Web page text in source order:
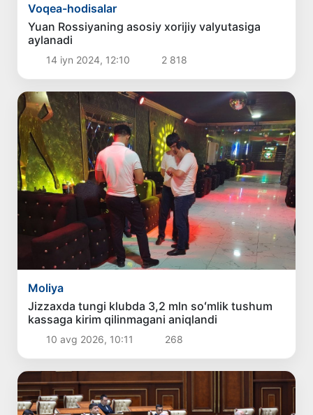
Voqea-hodisalar
Yuan Rossiyaning asosiy xorijiy valyutasiga
aylanadi
14 iyn 2024, 12:10 2 818
Moliya
Jizzaxda tungi klubda 3,2 mln soʻmlik tushum
kassaga kirim qilinmagani aniqlandi
10 avg 2026, 10:11 268